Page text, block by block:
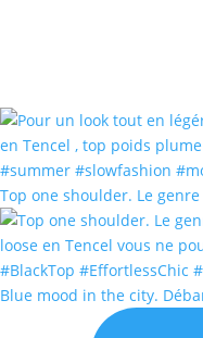
Top one shoulder. Le
Blue mood in the city.